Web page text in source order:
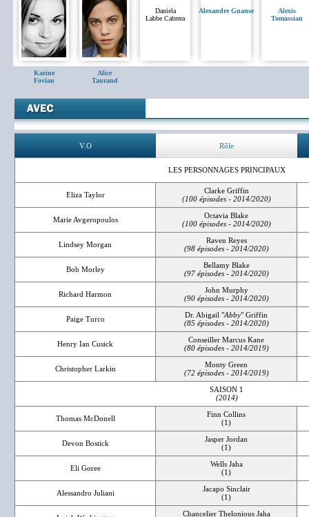
Karine
Foviau
Alice
Taurand
Daniela
Labbe Cabrera
Alexandre Guanse
Alexis
Tomassian
V.O Rôle
LES PERSONNAGES PRINCIPAUX
Eliza Taylor
Clarke Griffin
(100 épisodes - 2014/2020)
Marie Avgeropoulos
Octavia Blake
(100 épisodes - 2014/2020)
Lindsey Morgan
Raven Reyes
(98 épisodes - 2014/2020)
Bob Morley
Bellamy Blake
(97 épisodes - 2014/2020)
Richard Harmon
John Murphy
(90 épisodes - 2014/2020)
Paige Turco Dr. Abigail "Abby" Griffin
(85 épisodes - 2014/2020)
Henry Ian Cusick
Conseiller Marcus Kane
(80 épisodes - 2014/2019)
Christopher Larkin
Monty Green
(72 épisodes - 2014/2019)
SAISON 1
(2014)
Thomas McDonell
Finn Collins
(1)
Devon Bostick
Jasper Jordan
(1)
Eli Goree
Wells Jaha
(1)
Alessandro Juliani
Jacapo Sinclair
(1)
Chancelier Thelonious Jaha